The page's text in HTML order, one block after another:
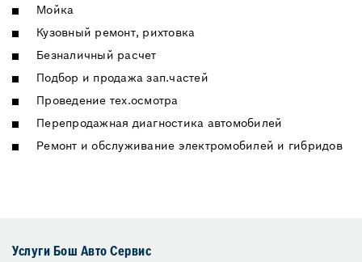
Мойка
Кузовный ремонт, рихтовка
Безналичный расчет
Подбор и продажа зап.частей
Проведение тех.осмотра
Перепродажная диагностика автомобилей
Ремонт и обслуживание электромобилей и гибридов
Услуги Бош Авто Сервис